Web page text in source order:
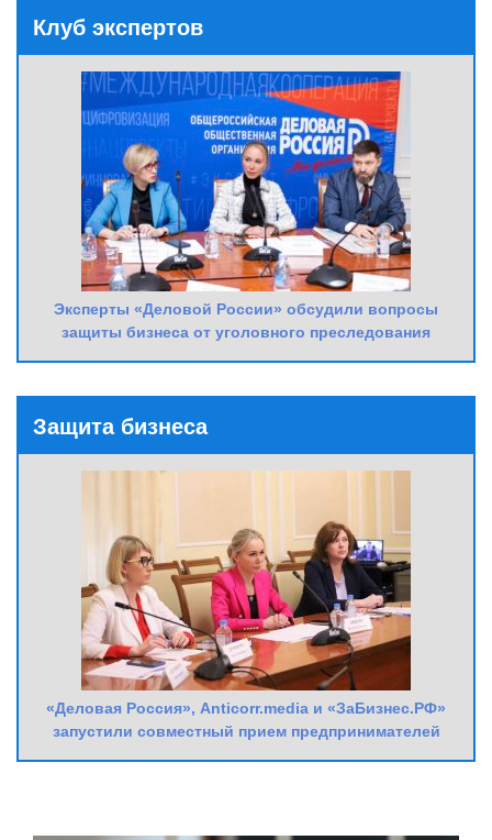
Клуб экспертов
Эксперты «Деловой России» обсудили вопросы
защиты бизнеса от уголовного преследования
Защита бизнеса
«Деловая Россия», Anticorr.media и «ЗаБизнес.РФ»
запустили совместный прием предпринимателей